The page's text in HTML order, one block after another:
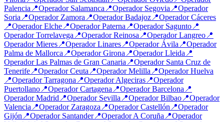
Palencia 📍Operador Salamanca 📍Operador Segovia 📍Operador
Soria 📍Operador Zamora 📍OperadorBadajoz 📍OperadorCáceres
📍OperadorElche 📍OperadorPaterna 📍Operador Sagunto 📍
OperadorTorrelavega 📍OperadorReinosa 📍OperadorLangreo 📍
OperadorMieres 📍OperadorLinares 📍Operador Ávila 📍Operador
Palma de Mallorca 📍OperadorGirona 📍OperadorLleida 📍
OperadorLas Palmas de Gran Canaria 📍Operador Santa Cruz de
Tenerife 📍OperadorCeuta 📍OperadorMelilla 📍OperadorHuelva
📍OperadorTarragona 📍OperadorAlgeciras 📍Operador
Puertollano 📍OperadorCartagena 📍OperadorBarcelona 📍
OperadorMadrid 📍Operador Sevilla 📍OperadorBilbao 📍Operador
Valencia 📍Operador Zaragoza 📍OperadorCastellón 📍Operador
Gijón 📍Operador Santander📍OperadorA Coruña 📍Operador